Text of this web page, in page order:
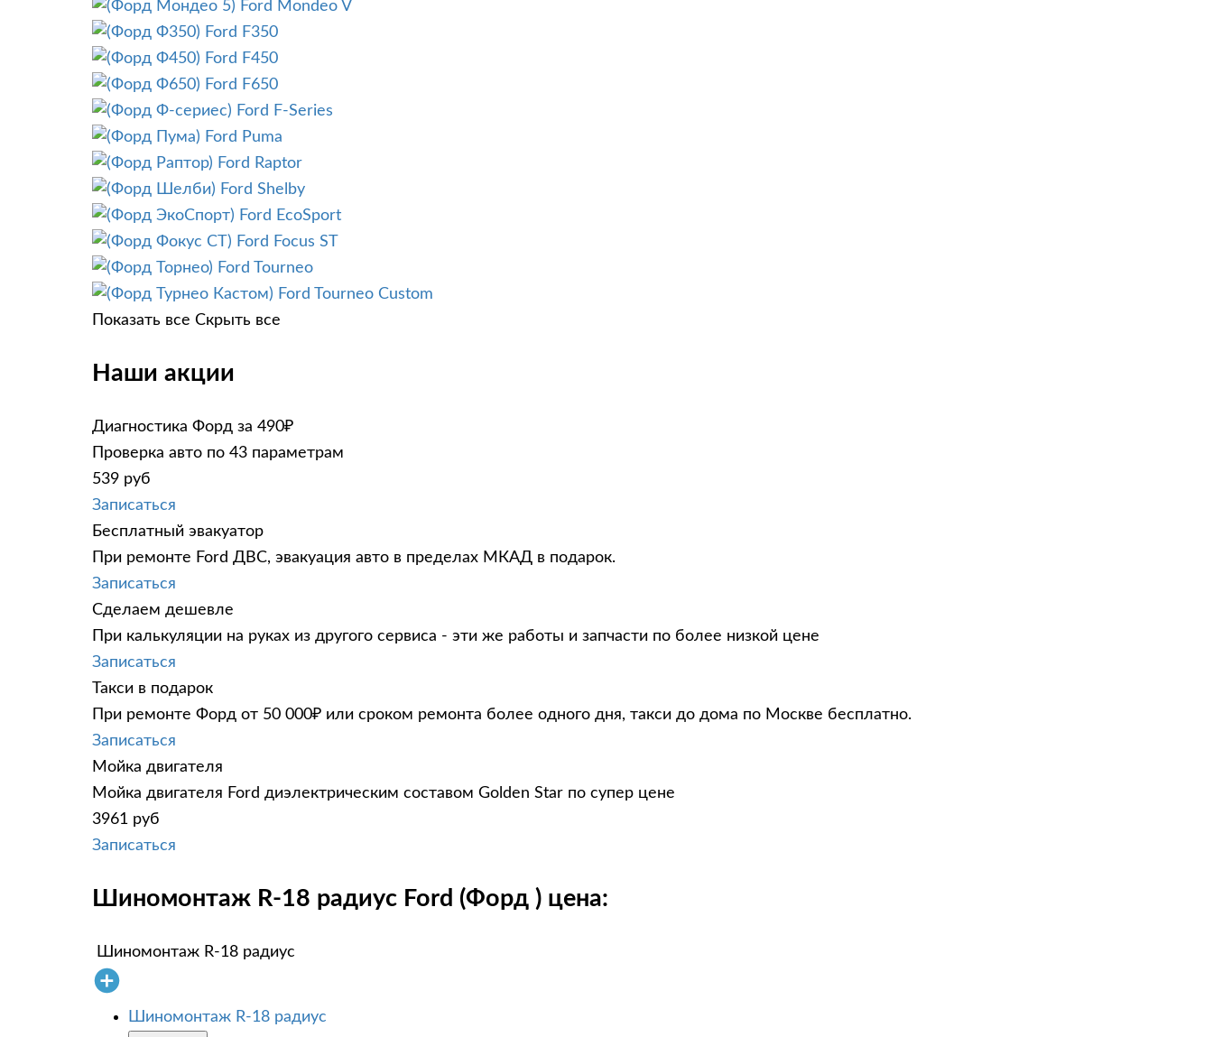
Ford Mondeo V
Ford F350
Ford F450
Ford F650
Ford F-Series
Ford Puma
Ford Raptor
Ford Shelby
Ford EcoSport
Ford Focus ST
Ford Tourneo
Ford Tourneo Custom
Показать все Скрыть все
Наши акции
Диагностика Форд за 490₽
Проверка авто по 43 параметрам
539 руб
Записаться
Бесплатный эвакуатор
При ремонте Ford ДВС, эвакуация авто в пределах МКАД в подарок.
Записаться
Сделаем дешевле
При калькуляции на руках из другого сервиса - эти же работы и запчасти по более низкой цене
Записаться
Такси в подарок
При ремонте Форд от 50 000₽ или сроком ремонта более одного дня, такси до дома по Москве бесплатно.
Записаться
Мойка двигателя
Мойка двигателя Ford диэлектрическим составом Golden Star по супер цене
3961 руб
Записаться
Шиномонтаж R-18 радиус Ford (Форд ) цена:
Шиномонтаж R-18 радиус
Шиномонтаж R-18 радиус